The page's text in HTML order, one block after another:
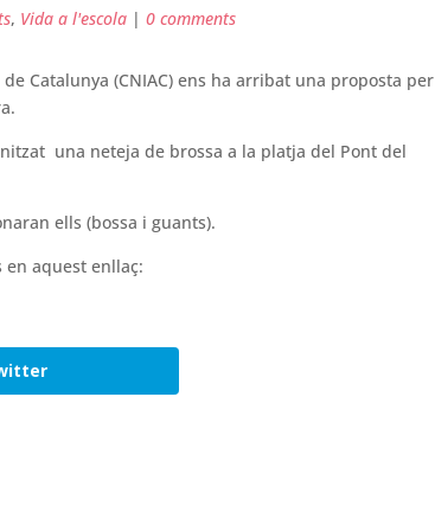
, Vida a l'escola| 0 comments
Catalunya (CNIAC) ens ha arribat una proposta per
una neteja de brossa a la platja del Pont del
ells (bossa i guants).
aquest enllaç: